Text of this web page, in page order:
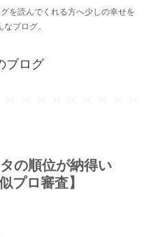
を読んでくれる方へ少しの幸せを
ブログ。
ブログ
の順位が納得い
プロ審査】